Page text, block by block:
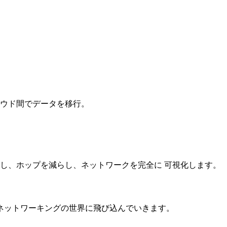
ド間でデータを移行。
ホップを減らし、ネットワークを完全に 可視化します。
トワーキングの世界に飛び込んでいきます。